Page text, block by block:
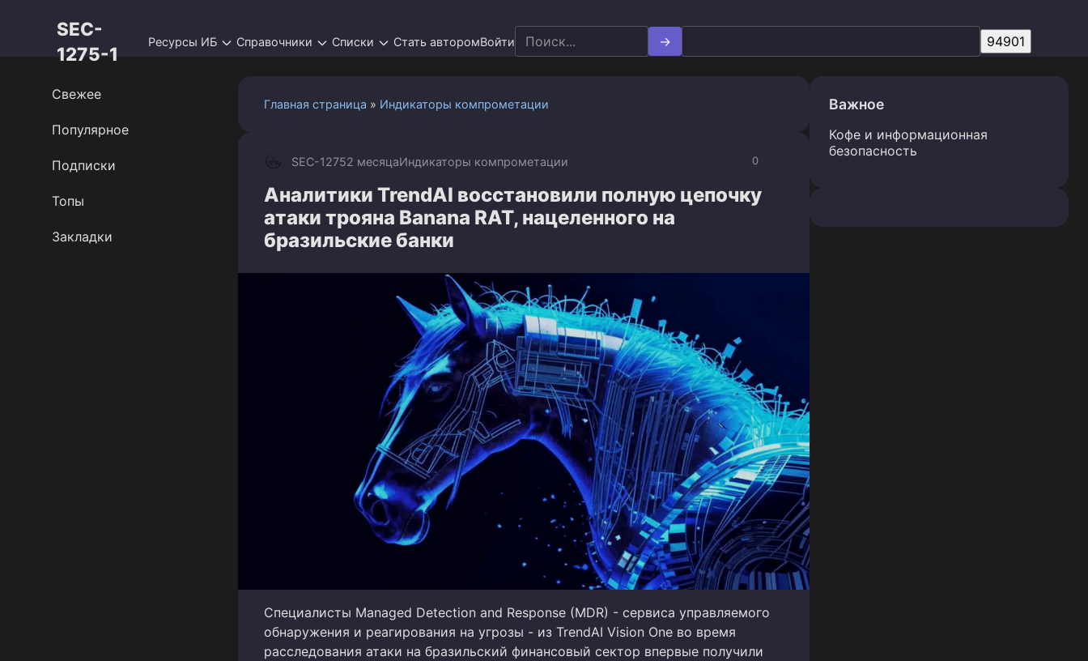
SEC-
1275-1
Ресурсы ИБ Справочники Списки Стать авторомВойти
Search
for:
Главная страница » Индикаторы компрометации
0
SEC-12752 месяцаИндикаторы компрометации
Аналитики TrendAI восстановили полную цепочку
атаки трояна Banana RAT, нацеленного на
бразильские банки
Специалисты Managed Detection and Response (MDR) - сервиса управляемого
обнаружения и реагирования на угрозы - из TrendAI Vision One во время
расследования атаки на бразильский финансовый сектор впервые получили
Свежее
Популярное
Подписки
Топы
Закладки
Важное
Кофе и информационная
безопасность